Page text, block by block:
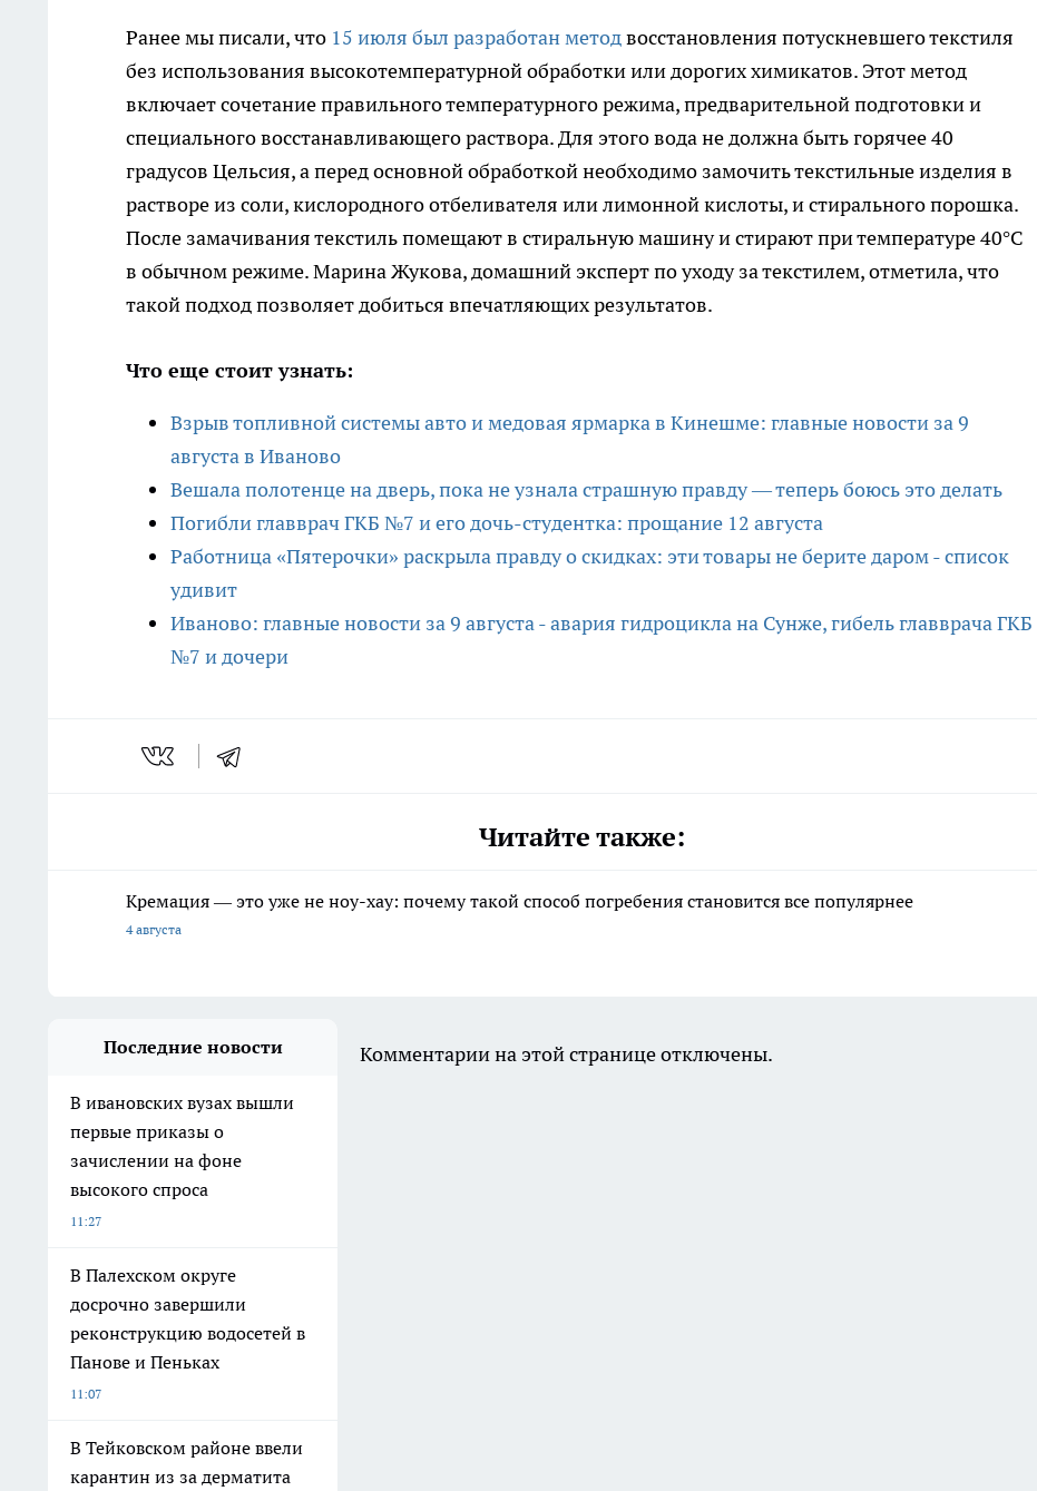
Ранее мы писали, что 15 июля был разработан методвосстановления потускневшего текстиля
без использования высокотемпературной обработки или дорогих химикатов. Этот метод
включает сочетание правильного температурного режима, предварительной подготовки и
специального восстанавливающего раствора. Для этого вода не должна быть горячее 40
градусов Цельсия, а перед основной обработкой необходимо замочить текстильные изделия в
растворе из соли, кислородного отбеливателя или лимонной кислоты, и стирального порошка.
После замачивания текстиль помещают в стиральную машину и стирают при температуре 40°C
в обычном режиме. Марина Жукова, домашний эксперт по уходу за текстилем, отметила, что
такой подход позволяет добиться впечатляющих результатов.
Что еще стоит узнать:
Взрыв топливной системы авто и медовая ярмарка в Кинешме: главные новости за 9
августа в Иваново
Вешала полотенце на дверь, пока не узнала страшную правду — теперь боюсь это делать
Погибли главврач ГКБ №7 и его дочь-студентка: прощание 12 августа
Работница «Пятерочки» раскрыла правду о скидках: эти товары не берите даром - список
удивит
Иваново: главные новости за 9 августа - авария гидроцикла на Сунже, гибель главврача ГКБ
№7 и дочери
Читайте также:
Кремация — это уже не ноу-хау: почему такой способ погребения становится все популярнее
4 августа
Последние новости
В ивановских вузах вышли
первые приказы о
зачислении на фоне
высокого спроса
11:27
В Палехском округе
досрочно завершили
реконструкцию водосетей в
Панове и Пеньках
11:07
В Тейковском районе ввели
карантин из за дерматита
Комментарии на этой странице отключены.